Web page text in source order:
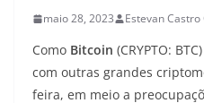
maio 28, 2023 Estevan Castro
Como Bitcoin (CRYPTO:
com outras grandes
feira, em meio a